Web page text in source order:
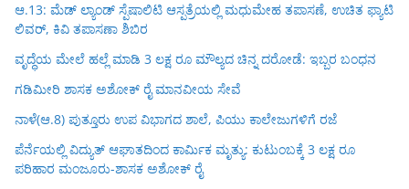
ಆ.13: ಮೆಡ್ ಲ್ಯಾಂಡ್ ಸ್ಪೆಷಾಲಿಟಿ ಆಸ್ಪತ್ರೆಯಲ್ಲಿ ಮಧುಮೇಹ ತಪಾಸಣೆ, ಉಚಿತ ಫ್ಯಾಟಿ
ಲಿವರ್, ಕಿವಿ ತಪಾಸಣಾ ಶಿಬಿರ
ವೃದ್ಧೆಯ ಮೇಲೆ ಹಲ್ಲೆ ಮಾಡಿ 3 ಲಕ್ಷ ರೂ ಮೌಲ್ಯದ ಚಿನ್ನ ದರೋಡೆ: ಇಬ್ಬರ ಬಂಧನ
ಗಡಿಮೀರಿ ಶಾಸಕ ಅಶೋಕ್ ರೈ ಮಾನವೀಯ ಸೇವೆ
ನಾಳೆ(ಆ.8) ಪುತ್ತೂರು ಉಪ ವಿಭಾಗದ ಶಾಲೆ, ಪಿಯು ಕಾಲೇಜುಗಳಿಗೆ ರಜೆ
ಪೆರ್ನೆಯಲ್ಲಿ ವಿದ್ಯುತ್ ಆಘಾತದಿಂದ ಕಾರ್ಮಿಕ ಮೃತ್ಯು: ಕುಟುಂಬಕ್ಕೆ 3 ಲಕ್ಷ ರೂ
ಪರಿಹಾರ ಮಂಜೂರು-ಶಾಸಕ ಅಶೋಕ್ ರೈ